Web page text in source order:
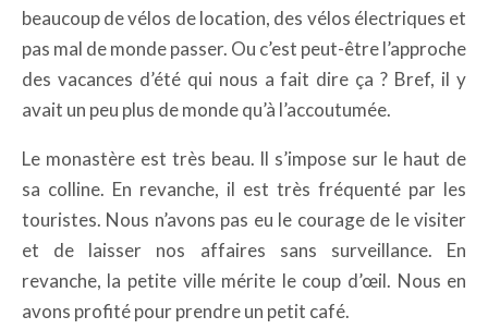
beaucoup de vélos de location, des vélos électriques et
pas mal de monde passer. Ou c’est peut-être l’approche
des vacances d’été qui nous a fait dire ça ? Bref, il y
avait un peu plus de monde qu’à l’accoutumée.
Le monastère est très beau. Il s’impose sur le haut de
sa colline. En revanche, il est très fréquenté par les
touristes. Nous n’avons pas eu le courage de le visiter
et de laisser nos affaires sans surveillance. En
revanche, la petite ville mérite le coup d’œil. Nous en
avons profité pour prendre un petit café.